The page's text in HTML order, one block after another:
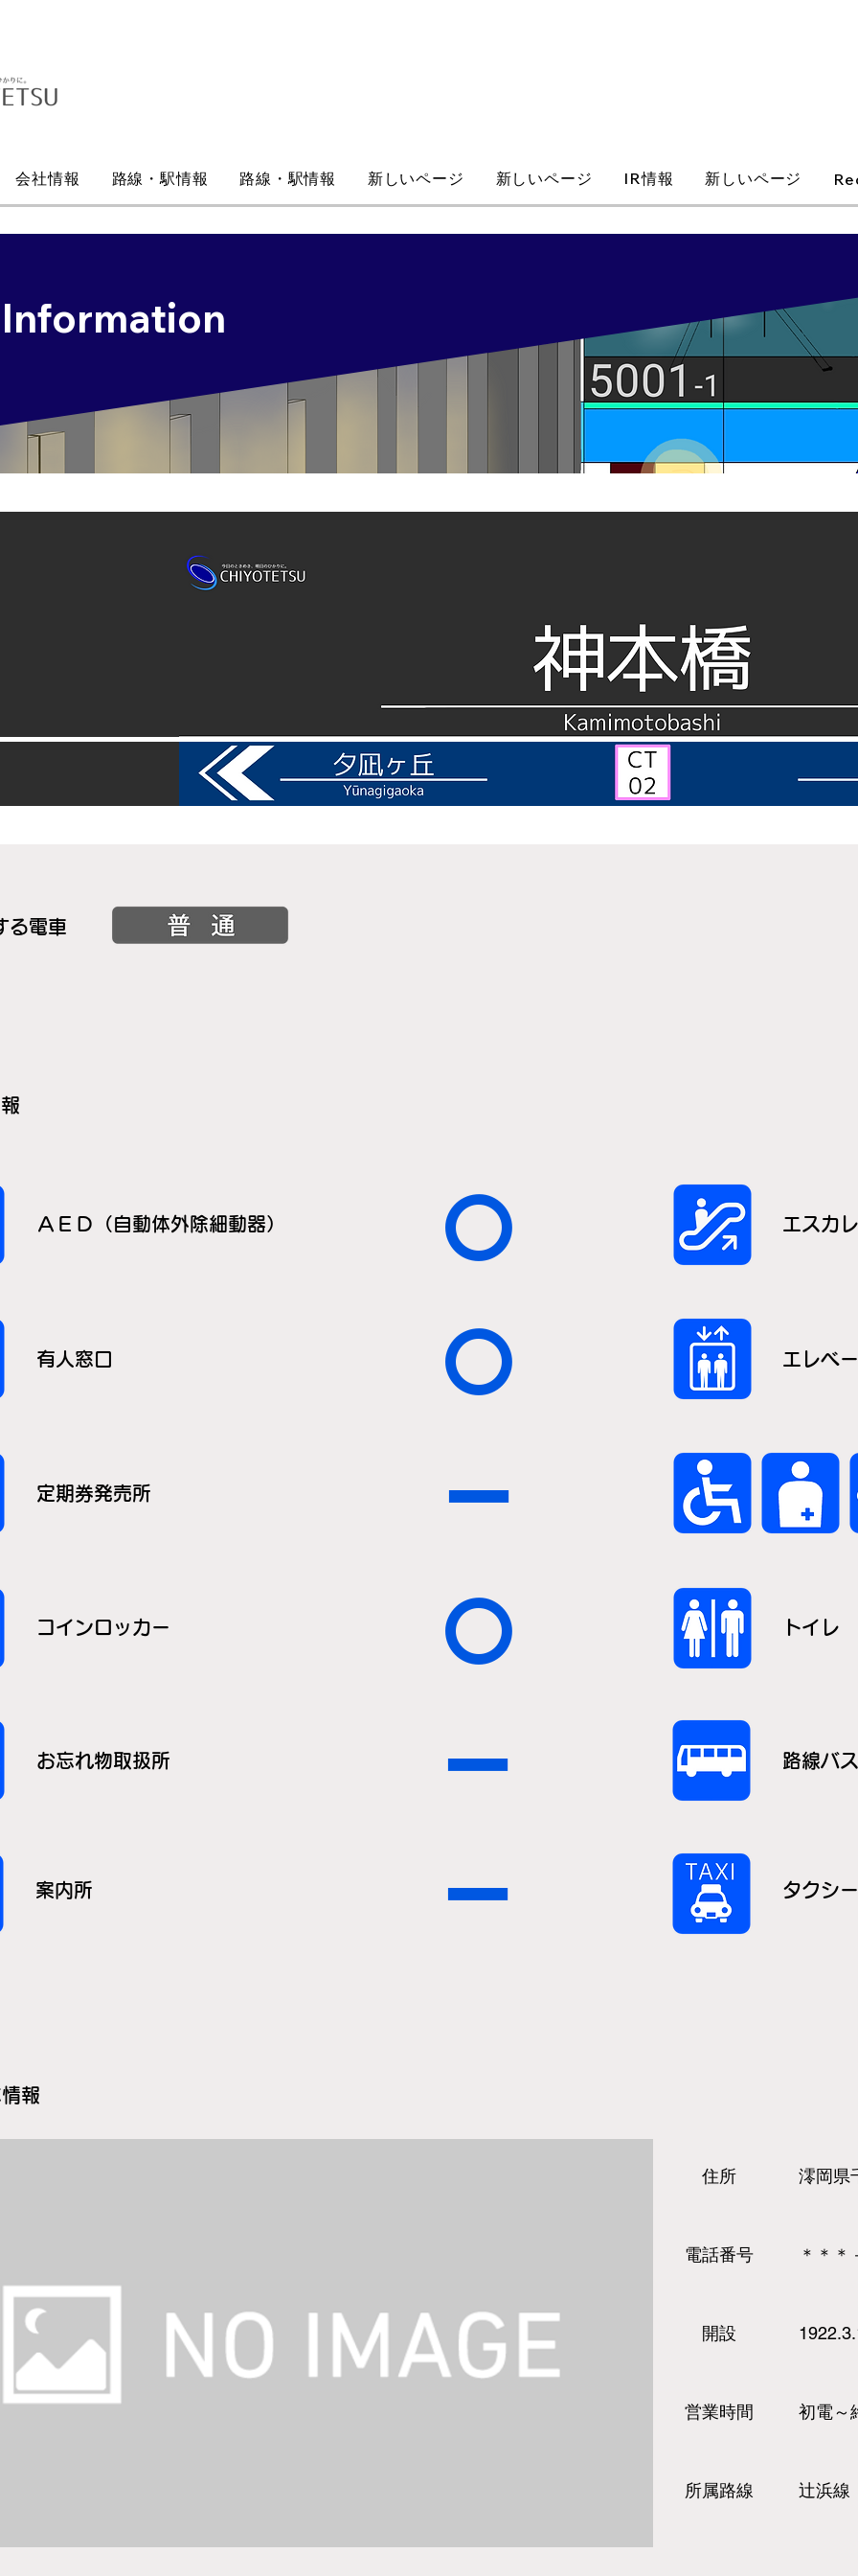
会社情報 路線・駅情報 路線・駅情報 新しいページ 新しいページ IR情報 新しいページ
る電車
ＡＥＤ（自動体外除細動器）
有人窓口
定期券発売所
エスカ
エレベ
〇
〇
ー
コインロッカー トイレ
〇
お忘れ物取扱所 ー
案内所 ー タクシー
路線バス
報
​住所 澪岡県
​電話番号 ＊＊＊
​開設
営業時間 初電～
所属路線 辻浜線